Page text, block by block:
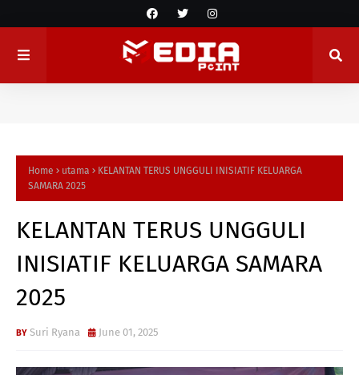
Home utama
KELANTAN TERUS UNGGULI INISIATIF KELUARGA
SAMARA 2025
KELANTAN TERUS UNGGULI
INISIATIF KELUARGA SAMARA
2025
Suri Ryana June 01, 2025